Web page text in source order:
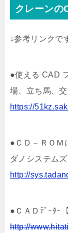
クレーンの
↓参考リンクで
●使える CAD
場、立ち馬、
https://
●ＣＤ－ＲＯＭ
ダノシステムズ
http://
●ＣＡＤﾃﾞｰﾀｰ
http://